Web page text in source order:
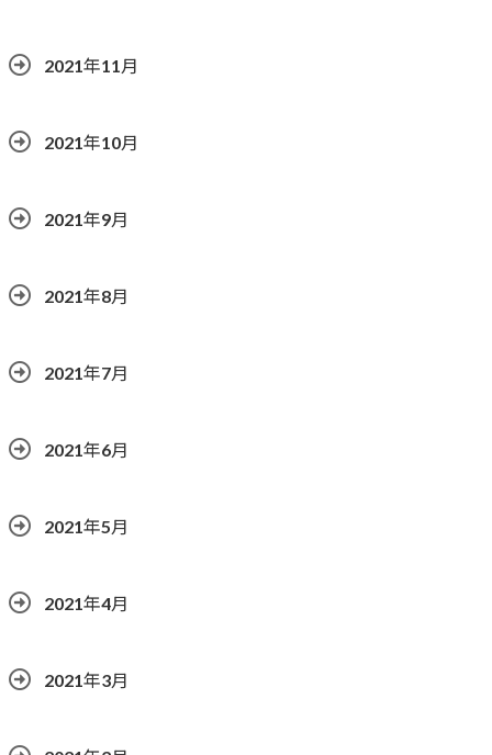
2021年11月
2021年10月
2021年9月
2021年8月
2021年7月
2021年6月
2021年5月
2021年4月
2021年3月